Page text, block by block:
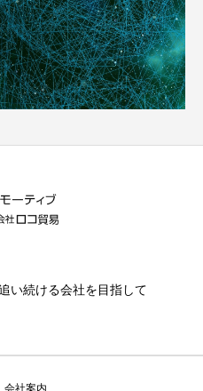
い続ける会社を目指して
会社案内